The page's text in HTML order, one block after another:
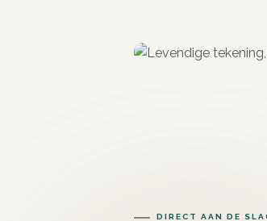
DIRECT AAN DE